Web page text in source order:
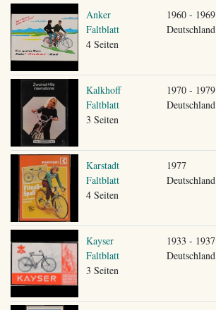
Anker
Faltblatt
4 Seiten
1960 - 1969
Deutschland
Kalkhoff
Faltblatt
3 Seiten
1970 - 1979
Deutschland
Karstadt
Faltblatt
4 Seiten
1977
Deutschland
Kayser
Faltblatt
3 Seiten
1933 - 1937
Deutschland